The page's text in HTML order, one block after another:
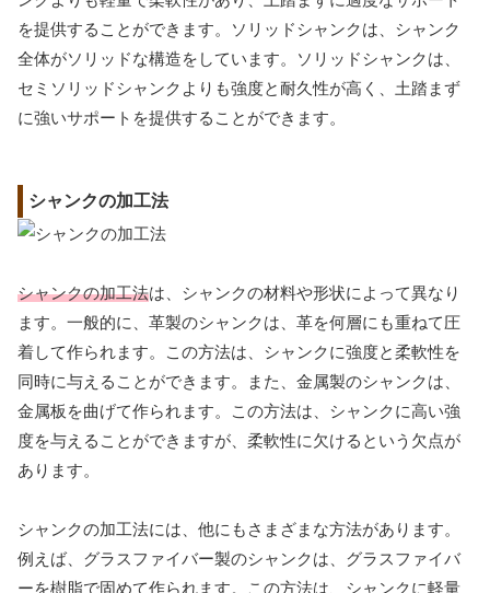
を提供することができます。ソリッドシャンクは、シャンク
全体がソリッドな構造をしています。ソリッドシャンクは、
セミソリッドシャンクよりも強度と耐久性が高く、土踏まず
に強いサポートを提供することができます。
シャンクの加工法
シャンクの加工法は、シャンクの材料や形状によって異なり
ます。一般的に、革製のシャンクは、革を何層にも重ねて圧
着して作られます。この方法は、シャンクに強度と柔軟性を
同時に与えることができます。また、金属製のシャンクは、
金属板を曲げて作られます。この方法は、シャンクに高い強
度を与えることができますが、柔軟性に欠けるという欠点が
あります。
シャンクの加工法には、他にもさまざまな方法があります。
例えば、グラスファイバー製のシャンクは、グラスファイバ
ーを樹脂で固めて作られます。この方法は、シャンクに軽量